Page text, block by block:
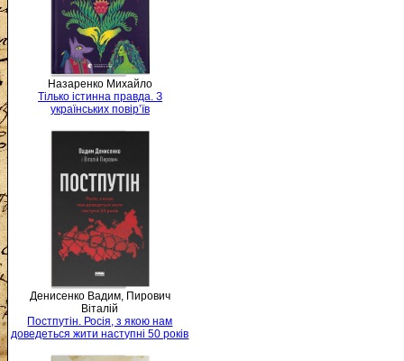
Назаренко Михайло
Тілько істинна правда. З
українських повір’їв
Денисенко Вадим, Пирович
Віталій
Постпутін. Росія, з якою нам
доведеться жити наступні 50 років